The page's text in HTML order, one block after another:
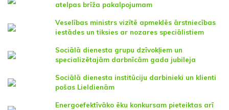
atelpas brīža pakalpojumam
Veselības ministrs vizītē apmeklēs ārstniecības
iestādes un tiksies ar nozares speciālistiem
Sociālā dienesta grupu dzīvokļiem un
specializētajām darbnīcām gada jubileja
Sociālā dienesta institūciju darbinieki un klienti
pošas Lieldienām
Energoefektīvāko ēku konkursam pieteiktas arī